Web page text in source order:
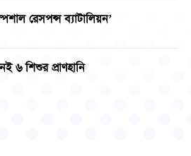
রেসপন্স ব্যাটালিয়ন’
৬ শিশুর প্রাণহানি